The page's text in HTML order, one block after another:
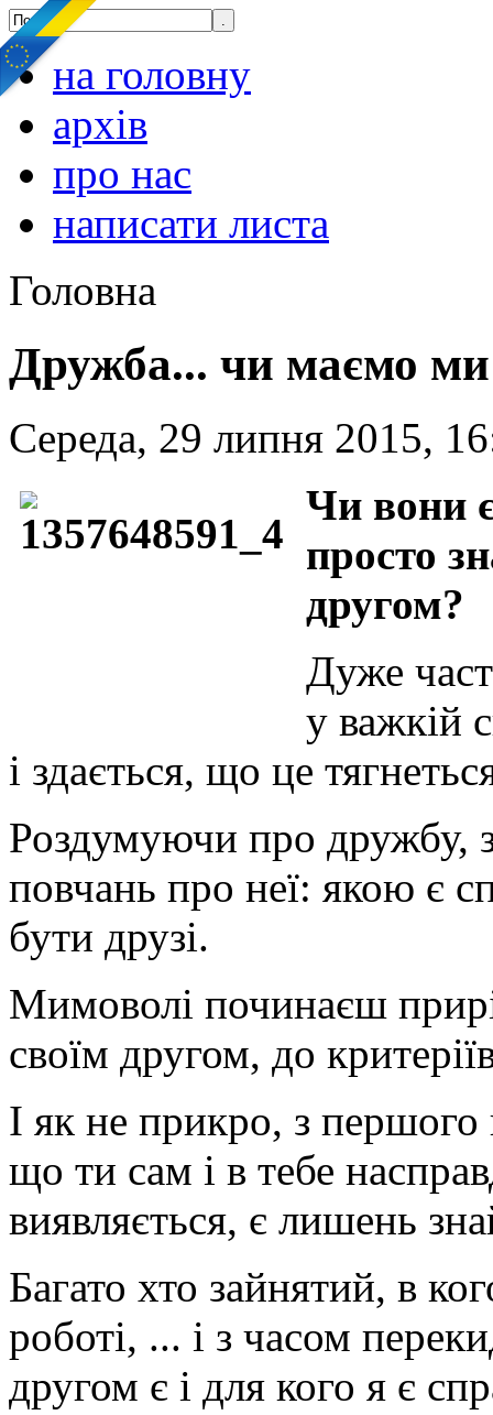
на головну
архів
про нас
написати листа
Головна
Дружба... чи маємо ми
Середа, 29 липня 2015,
Чи вони
просто
другом?
Дуже
у важкій
і здається, що це
Роздумуючи про дружбу,
повчань про неї: якою є
бути друзі.
Мимоволі починаєш
своїм другом, до
І як не прикро, з
що ти сам і в тебе
виявляється, є лишень
Багато хто зайнятий, в
роботі, ... і з часом
другом є і для кого я є